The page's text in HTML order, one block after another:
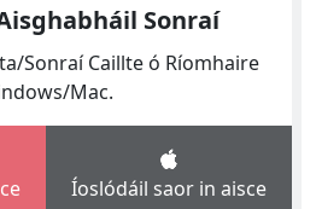
Sonraí
Sonraí Caillte ó Ríomhaire
Mac.
Íoslódáil saor in aisce